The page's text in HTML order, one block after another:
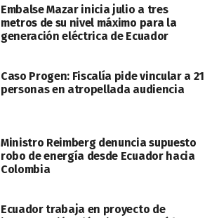
Embalse Mazar inicia julio a tres
metros de su nivel máximo para la
generación eléctrica de Ecuador
Caso Progen: Fiscalía pide vincular a 21
personas en atropellada audiencia
Ministro Reimberg denuncia supuesto
robo de energía desde Ecuador hacia
Colombia
Ecuador trabaja en proyecto de